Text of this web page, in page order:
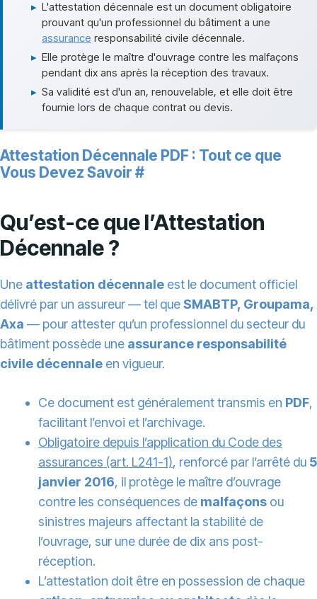
▸ L'attestation décennale est un document obligatoire
prouvant qu'un professionnel du bâtiment a une
assurance responsabilité civile décennale.
▸ Elle protège le maître d'ouvrage contre les malfaçons
pendant dix ans après la réception des travaux.
▸ Sa validité est d'un an, renouvelable, et elle doit être
fournie lors de chaque contrat ou devis.
Attestation Décennale PDF : Tout ce que
Vous Devez Savoir #
Qu’est-ce que l’Attestation
Décennale ?
Une attestation décennale est le document officiel
délivré par un assureur — tel queSMABTP, Groupama,
Axa — pour attester qu’un professionnel du secteur du
bâtiment possède une assurance responsabilité
civile décennale en vigueur.
Ce document est généralement transmis en PDF,
facilitant l’envoi et l’archivage.
Obligatoire depuis l’application du Code des
assurances (art. L241-1), renforcé par l’arrêté du 5
janvier 2016, il protège le maître d’ouvrage
contre les conséquences de malfaçons ou
sinistres majeurs affectant la stabilité de
l’ouvrage, sur une durée de dix ans post-
réception.
L’attestation doit être en possession de chaque